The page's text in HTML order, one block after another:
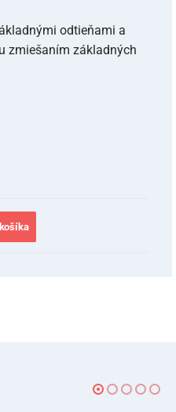
odtieňami a
zmiešaním základných